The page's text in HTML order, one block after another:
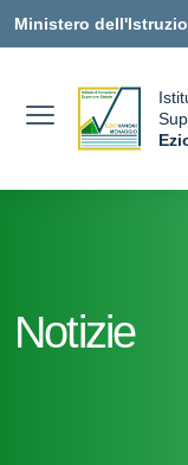
Ministero
Notizie